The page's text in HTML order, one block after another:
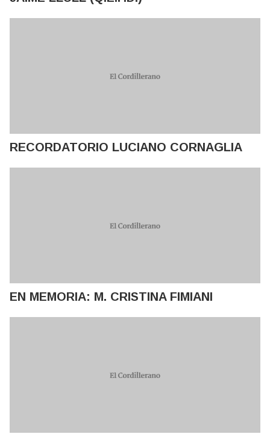
RECORDATORIO LUCIANO CORNAGLIA
EN MEMORIA: M. CRISTINA FIMIANI